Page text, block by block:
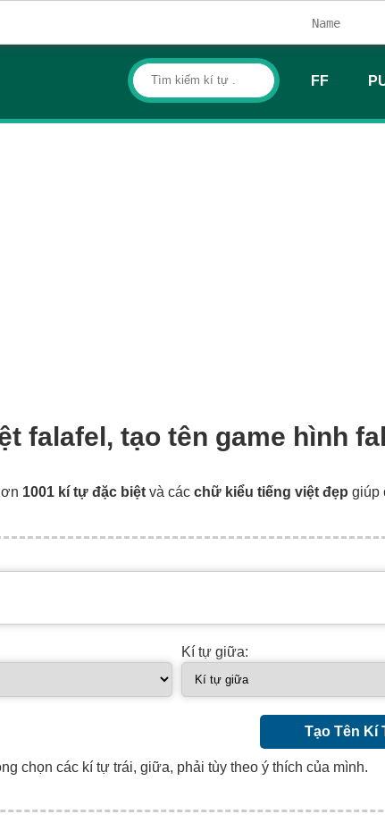
FF
falafel, tạo tên game hình
1001 kí tự đặc biệt và các chữ kiểu tiếng việt đẹp giúp
Kí tự giữa:
Tạo Tên Kí
chọn các kí tự trái, giữa, phải tùy theo ý thích của mình.